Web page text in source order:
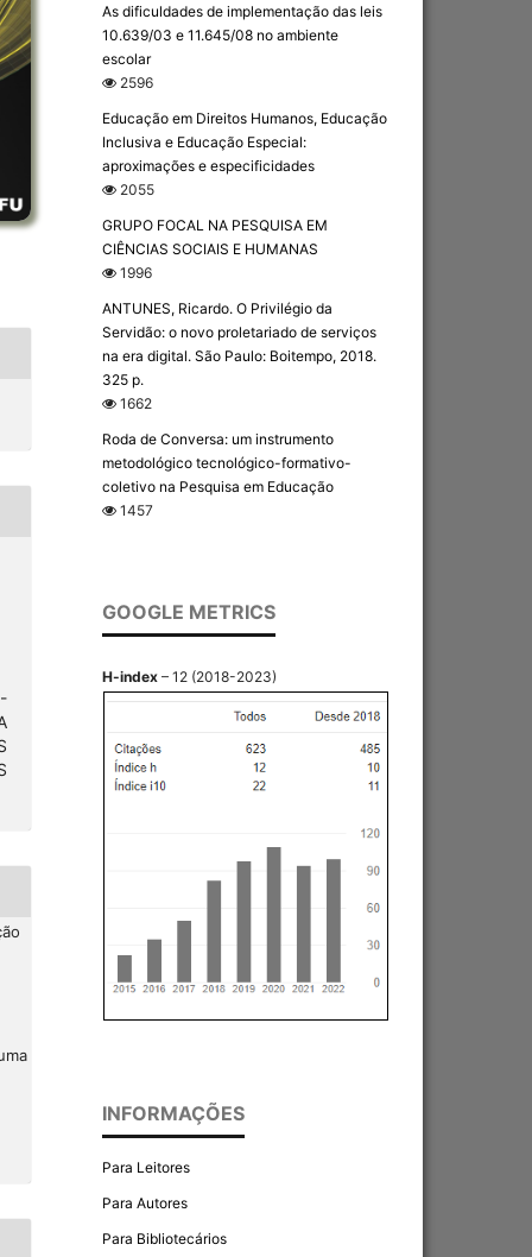
As dificuldades de implementação das leis
10.639/03 e 11.645/08 no ambiente
escolar
2596
Educação em Direitos Humanos, Educação
Inclusiva e Educação Especial:
aproximações e especificidades
2055
GRUPO FOCAL NA PESQUISA EM
CIÊNCIAS SOCIAIS E HUMANAS
1996
ANTUNES, Ricardo. O Privilégio da
Servidão: o novo proletariado de serviços
na era digital. São Paulo: Boitempo, 2018.
325 p.
1662
Roda de Conversa: um instrumento
metodológico tecnológico-formativo-
coletivo na Pesquisa em Educação
1457
GOOGLE METRICS
H-index – 12 (2018-2023)
INFORMAÇÕES
Para Leitores
Para Autores
Para Bibliotecários